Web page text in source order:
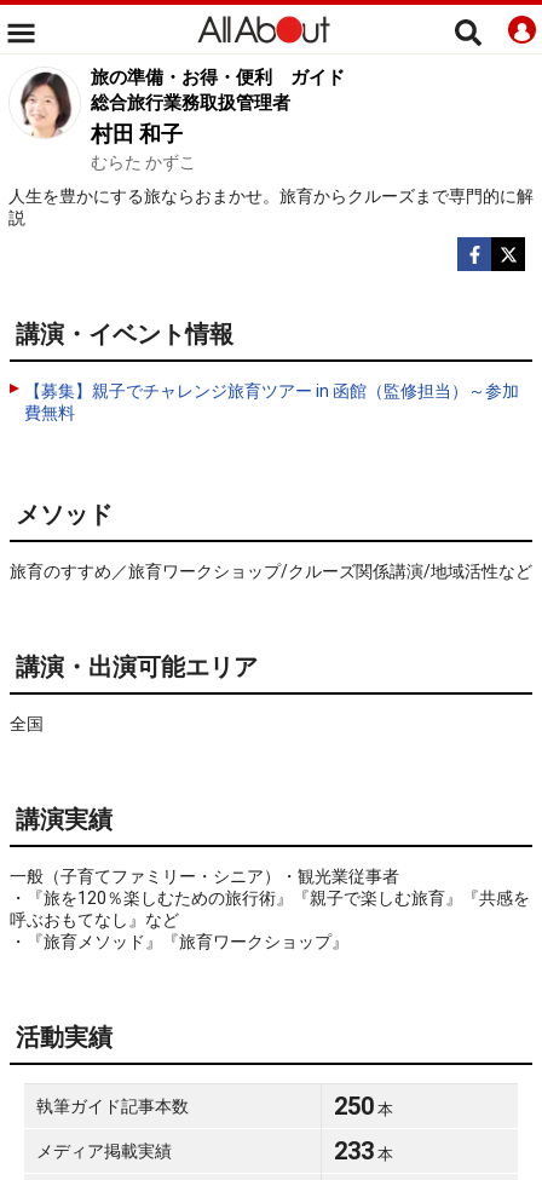
旅の準備・お得・便利
ガイド
総合旅行業務取扱管理者
村田 和子
むらた かずこ
人生を豊かにする旅ならおまかせ。旅育からクルーズまで専門的に解
説
講演・イベント情報
【募集】親子でチャレンジ旅育ツアー in 函館（監修担当）～参加
費無料
メソッド
旅育のすすめ／旅育ワークショップ/クルーズ関係講演/地域活性など
講演・出演可能エリア
全国
講演実績
一般（子育てファミリー・シニア）・観光業従事者
・『旅を120％楽しむための旅行術』『親子で楽しむ旅育』『共感を
呼ぶおもてなし』など
・『旅育メソッド』『旅育ワークショップ』
活動実績
執筆ガイド記事本数 250 本
メディア掲載実績 233 本